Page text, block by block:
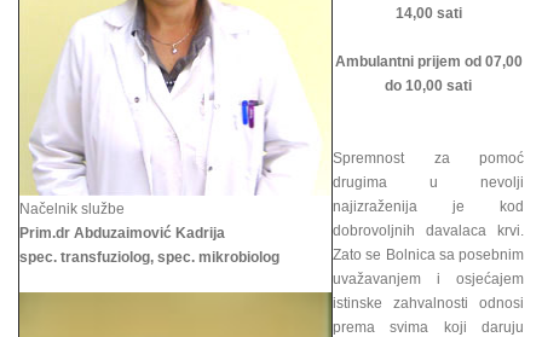
Načelnik službe
Prim.dr Abduzaimović Kadrija
spec. transfuziolog, spec. mikrobiolog
14,00 sati
Ambulantni prijem od 07,00
do 10,00 sati
Spremnost za pomoć
drugima u nevolji
najizraženija je kod
dobrovoljnih davalaca krvi.
Zato se Bolnica sa posebnim
uvažavanjem i osjećajem
istinske zahvalnosti odnosi
prema svima koji daruju